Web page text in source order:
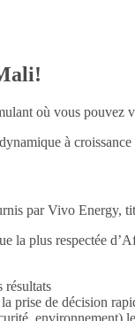
où vous pouvez
à croissance
par Vivo Energy,
la plus respectée
résultats
prise de décision